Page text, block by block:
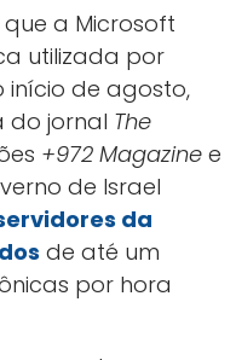
a Microsoft
utilizada por
início de agosto,
do jornal The
+972 Magazine e
de Israel
da
de até um
por hora